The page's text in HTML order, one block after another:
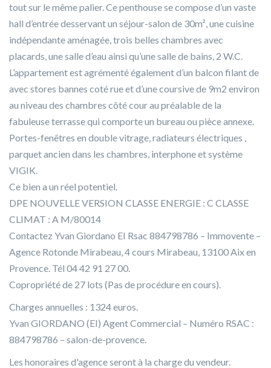
tout sur le même palier. Ce penthouse se compose d’un vaste
hall d’entrée desservant un séjour-salon de 30m², une cuisine
indépendante aménagée, trois belles chambres avec
placards, une salle d’eau ainsi qu’une salle de bains, 2 W.C.
L’appartement est agrémenté également d’un balcon filant de
avec stores bannes coté rue et d’une coursive de 9m2 environ
au niveau des chambres côté cour au préalable de la
fabuleuse terrasse qui comporte un bureau ou pièce annexe.
Portes-fenêtres en double vitrage, radiateurs électriques ,
parquet ancien dans les chambres, interphone et système
VIGIK.
Ce bien a un réel potentiel.
DPE NOUVELLE VERSION CLASSE ENERGIE : C CLASSE
CLIMAT : A M/80014
Contactez Yvan Giordano EI Rsac 884798786 – Immovente –
Agence Rotonde Mirabeau, 4 cours Mirabeau, 13100 Aix en
Provence. Tél 04 42 91 27 00.
Copropriété de 27 lots (Pas de procédure en cours).
Charges annuelles : 1324 euros.
Yvan GIORDANO (EI) Agent Commercial – Numéro RSAC :
884798786 – salon-de-provence.
Les honoraires d'agence seront à la charge du vendeur.